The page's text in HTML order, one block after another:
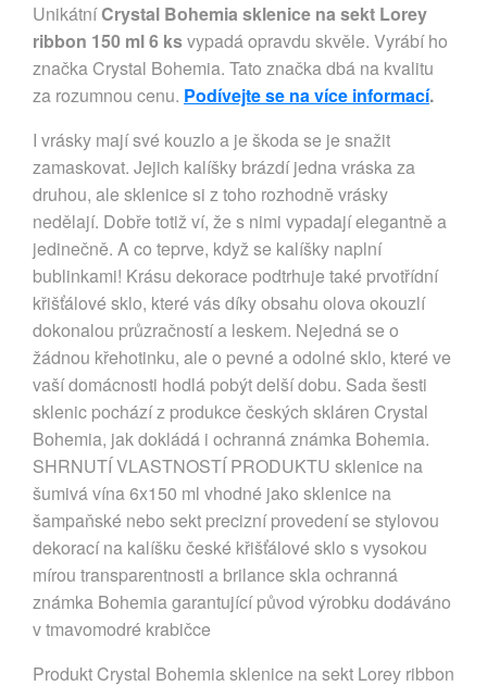
UnikátníCrystal Bohemia sklenice na sekt Lorey
ribbon 150 ml 6 ksvypadá opravdu skvěle. Vyrábí ho
značka Crystal Bohemia. Tato značka dbá na kvalitu
za rozumnou cenu. Podívejte se na více informací.
I vrásky mají své kouzlo a je škoda se je snažit
zamaskovat. Jejich kalíšky brázdí jedna vráska za
druhou, ale sklenice si z toho rozhodně vrásky
nedělají. Dobře totiž ví, že s nimi vypadají elegantně a
jedinečně. A co teprve, když se kalíšky naplní
bublinkami! Krásu dekorace podtrhuje také prvotřídní
křišťálové sklo, které vás díky obsahu olova okouzlí
dokonalou průzračností a leskem. Nejedná se o
žádnou křehotinku, ale o pevné a odolné sklo, které ve
vaší domácnosti hodlá pobýt delší dobu. Sada šesti
sklenic pochází z produkce českých skláren Crystal
Bohemia, jak dokládá i ochranná známka Bohemia.
SHRNUTÍ VLASTNOSTÍ PRODUKTU sklenice na
šumivá vína 6x150 ml vhodné jako sklenice na
šampaňské nebo sekt precizní provedení se stylovou
dekorací na kalíšku české křišťálové sklo s vysokou
mírou transparentnosti a brilance skla ochranná
známka Bohemia garantující původ výrobku dodáváno
v tmavomodré krabičce
Produkt Crystal Bohemia sklenice na sekt Lorey ribbon